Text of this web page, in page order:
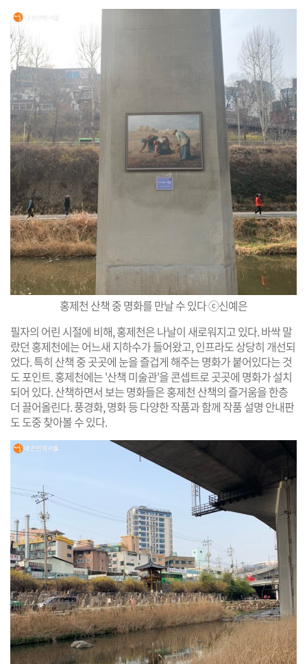
홍제천 산책 중 명화를 만날 수 있다 ⓒ신예은
필자의 어린 시절에 비해, 홍제천은 나날이 새로워지고 있다. 바싹 말
랐던 홍제천에는 어느새 지하수가 들어왔고, 인프라도 상당히 개선되
었다. 특히 산책 중 곳곳에 눈을 즐겁게 해주는 명화가 붙어있다는 것
도 포인트. 홍제천에는 '산책 미술관'을 콘셉트로 곳곳에 명화가 설치
되어 있다. 산책하면서 보는 명화들은 홍제천 산책의 즐거움을 한층
더 끌어올린다. 풍경화, 명화 등 다양한 작품과 함께 작품 설명 안내판
도 도중 찾아볼 수 있다.